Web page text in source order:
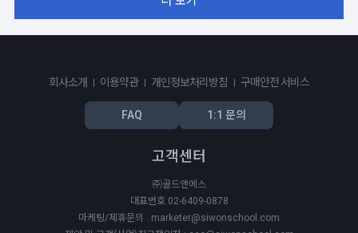
회사소개 이용약관 개인정보처리방침 구매안전 서비스
FAQ 1:1 문의
고객센터
㈜골드앤에스
대표번호 02-6409-0878
마케팅/제휴문의 : marketer@siwonschool.com